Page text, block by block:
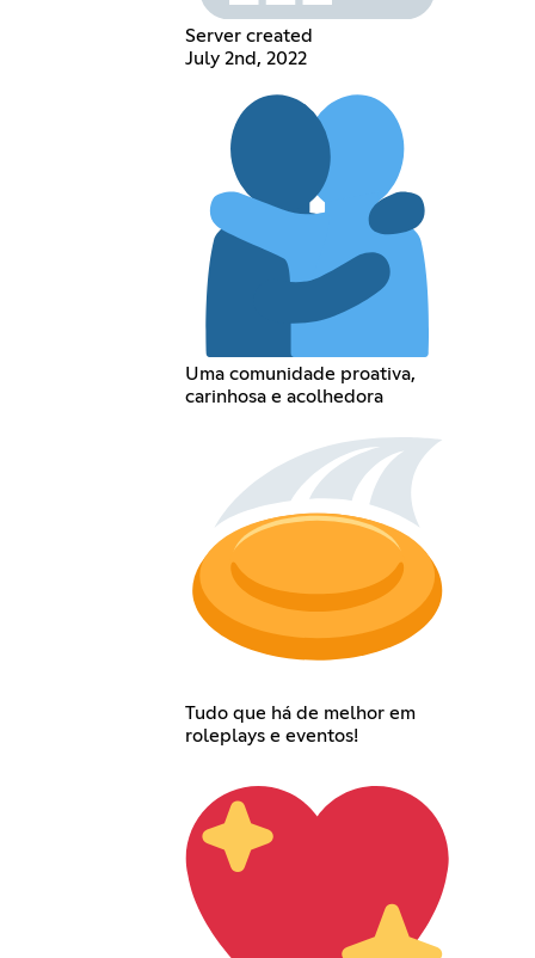
Server created
July 2nd, 2022
Uma comunidade proativa,
carinhosa e acolhedora
Tudo que há de melhor em
roleplays e eventos!